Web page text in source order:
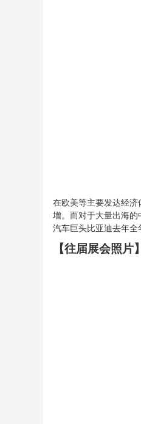
在欧美等主要发达经
增。而对于大量出海
汽车巨头比亚迪去年全
【往届展会照片】